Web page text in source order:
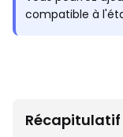
compatible à
Récapitulatif